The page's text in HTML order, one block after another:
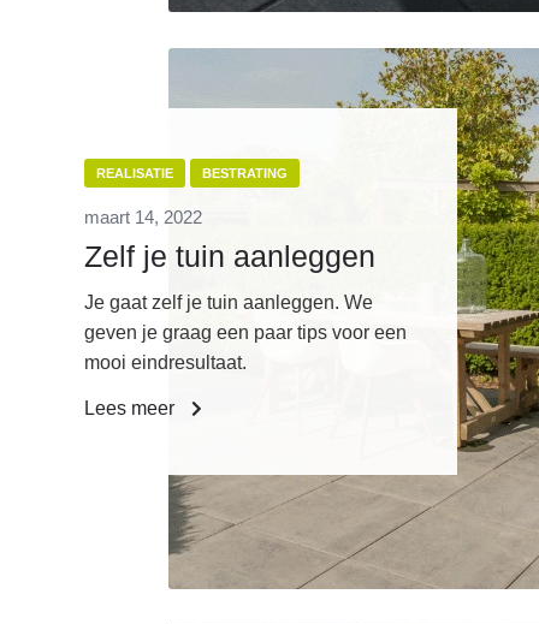
REALISATIE BESTRATING
maart 14, 2022
Zelf je tuin aanleggen
Je gaat zelf je tuin aanleggen. We
geven je graag een paar tips voor een
mooi eindresultaat.
Lees meer